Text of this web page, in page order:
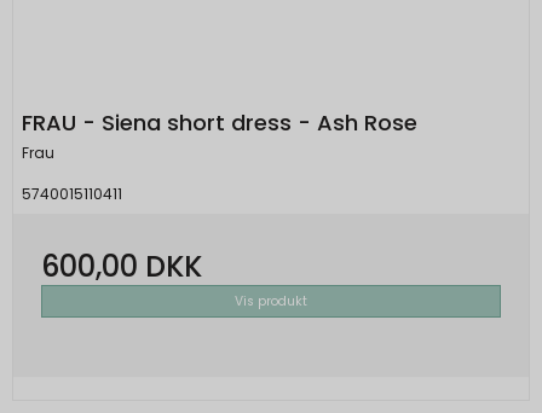
FRAU - Siena short dress - Ash Rose
Frau
5740015110411
600,00 DKK
Vis produkt